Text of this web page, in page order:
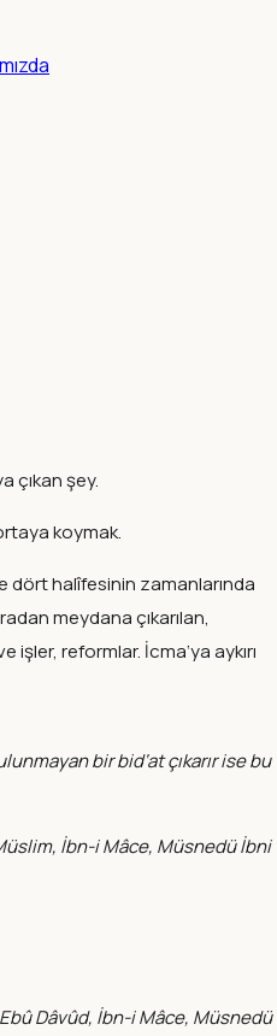
çıkan şey.
koymak.
dört halîfesinin zamanlarında
meydana çıkarılan,
işler, reformlar. İcma‘ya aykırı
bir bid‘at çıkarır ise bu
İbn-i Mâce, Müsnedü İbni
Dâvûd, İbn-i Mâce, Müsnedü